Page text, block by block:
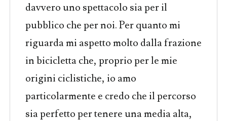
davvero uno spettacolo sia per il
pubblico che per noi. Per quanto mi
riguarda mi aspetto molto dalla frazione
in bicicletta che, proprio per le mie
origini ciclistiche, io amo
particolarmente e credo che il percorso
sia perfetto per tenere una media alta,